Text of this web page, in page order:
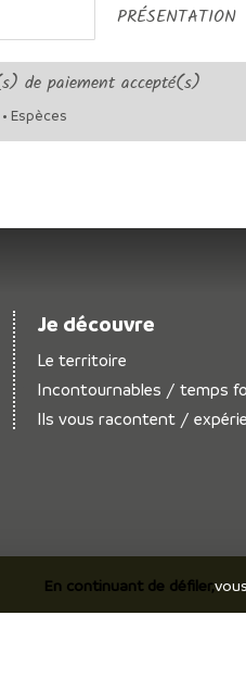
PRÉSENTATION
de paiement accepté(s)
Espèces
Je découvre
Le territoire
Incontournables / temps
Ils vous racontent /
En continuant de défiler,